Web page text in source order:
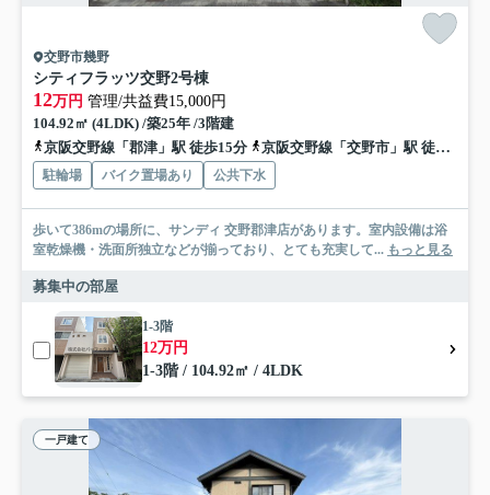
交野市幾野
シティフラッツ交野2号棟
12万円 管理/共益費15,000円
104.92㎡ (4LDK) /築25年 /3階建
京阪交野線「郡津」駅 徒歩15分
京阪交野線「交野市」駅 徒歩19分
駐輪場 バイク置場あり 公共下水
歩いて386mの場所に、サンディ 交野郡津店があります。室内設備は浴
室乾燥機・洗面所独立などが揃っており、とても充実して... もっと見る
募集中の部屋
1-3階
12万円
1-3階 / 104.92㎡ / 4LDK
一戸建て